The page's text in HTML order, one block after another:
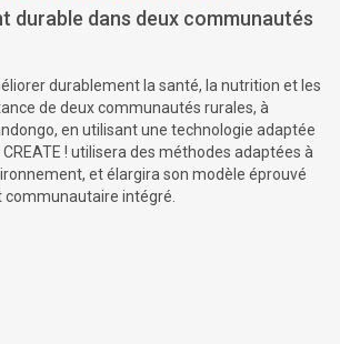
durable dans deux communautés
durablement la santé, la nutrition et les
de deux communautés rurales, à
en utilisant une technologie adaptée
! utilisera des méthodes adaptées à
et élargira son modèle éprouvé
intégré.